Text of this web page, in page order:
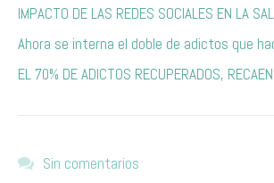
IMPACTO DE LAS REDES SOCIALES EN LA
Ahora se interna el doble de adictos que
​E​L​ 70% ​DE ADICTOS RECUPERADOS,
Sin comentarios